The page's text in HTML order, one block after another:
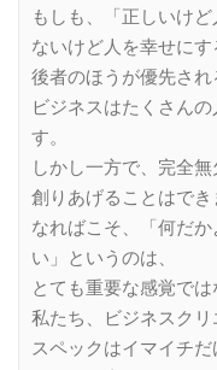
もしも、「正しいけ
ないけど人を幸せにす
後者のほうが優先さ
ビジネスはたくさん
す。
しかし一方で、完全
創りあげることはでき
なればこそ、「何だ
い」というのは、
とても重要な感覚では
私たち、ビジネスクリ
スペックはイマイチ